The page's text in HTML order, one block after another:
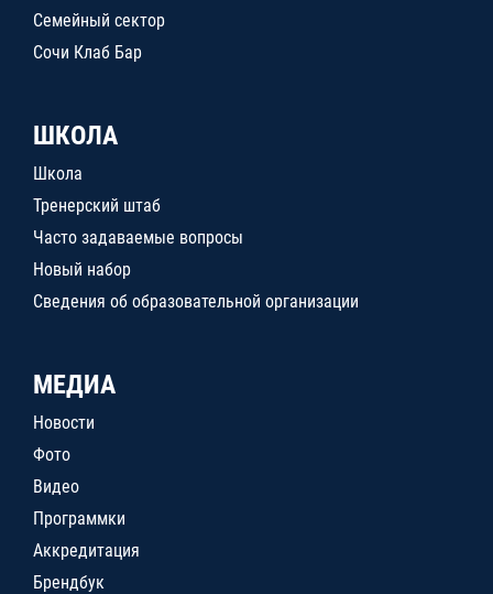
Семейный сектор
Сочи Клаб Бар
ШКОЛА
Школа
Тренерский штаб
Часто задаваемые вопросы
Новый набор
Сведения об образовательной организации
МЕДИА
Новости
Фото
Видео
Программки
Аккредитация
Брендбук